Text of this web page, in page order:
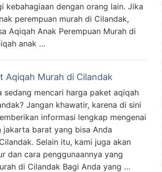
kebahagiaan dengan orang lain. Jika
perempuan murah di Cilandak,
Aqiqah Anak Perempuan Murah di
anak …
Aqiqah Murah di Cilandak
sedang mencari harga paket aqiqah
Jangan khawatir, karena di sini
informasi lengkap mengenai
jakarta barat yang bisa Anda
Selain itu, kami juga akan
dan cara penggunaannya yang
di Cilandak Bagi Anda yang …